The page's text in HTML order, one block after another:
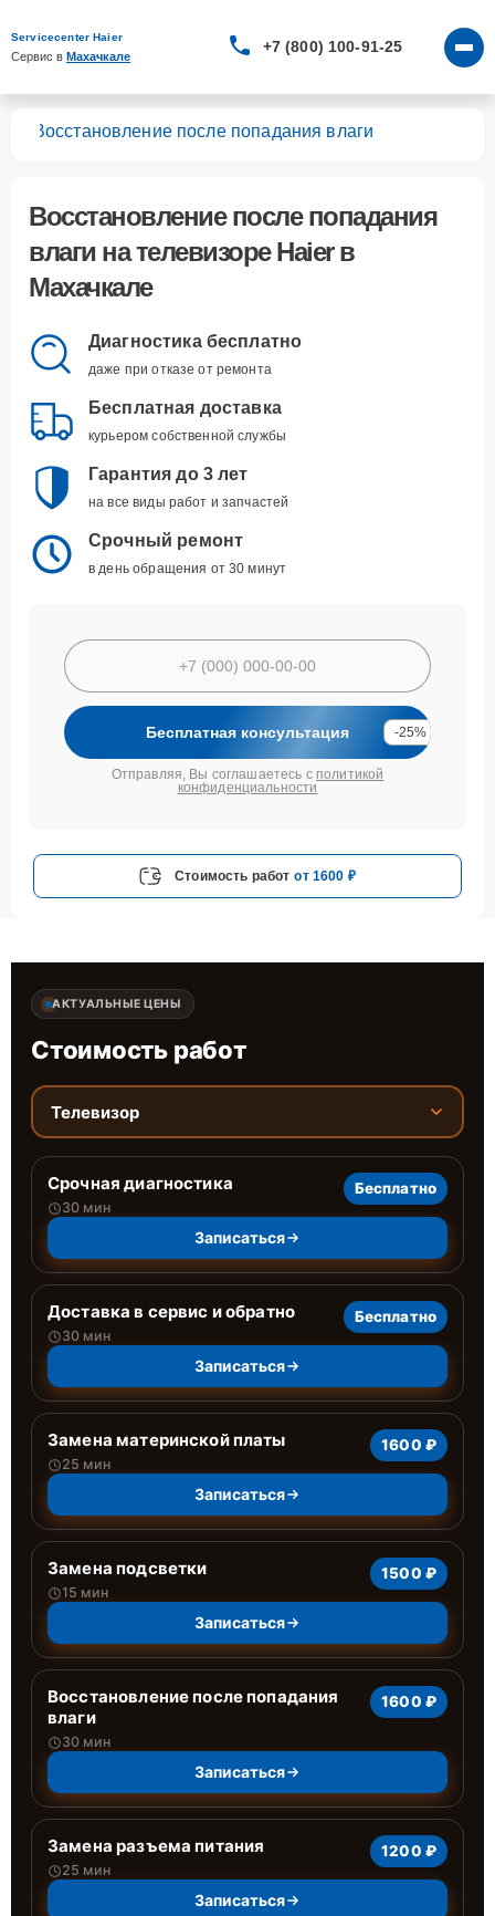
Servicecenter Haier
Сервис в Махачкале
+7 (800) 100-91-25
Восстановление после попадания влаги
Восстановление после попадания
влаги на телевизоре Haier в
Махачкале
Диагностика бесплатно
даже при отказе от ремонта
Бесплатная доставка
курьером собственной службы
Гарантия до 3 лет
на все виды работ и запчастей
Срочный ремонт
в день обращения от 30 минут
Бесплатная консультация -25%
Отправляя, Вы соглашаетесь с политикой
конфиденциальности
Стоимость работ от 1600 ₽
АКТУАЛЬНЫЕ ЦЕНЫ
Стоимость работ
Телевизор
Срочная диагностика
30 мин
Бесплатно
Записаться
Доставка в сервис и обратно
30 мин
Бесплатно
Записаться
Замена материнской платы
25 мин
1600 ₽
Записаться
Замена подсветки
15 мин
1500 ₽
Записаться
Восстановление после попадания
влаги
30 мин
1600 ₽
Записаться
Замена разъема питания
25 мин
1200 ₽
Записаться